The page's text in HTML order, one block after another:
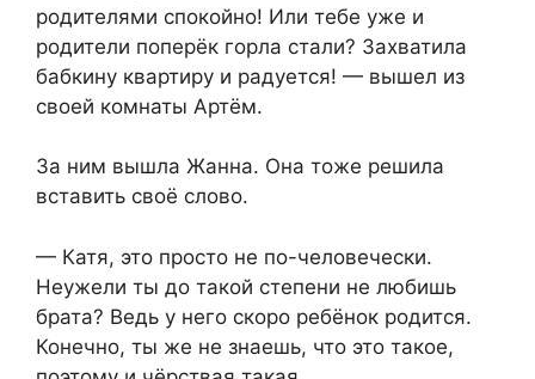
родителями спокойно! Или тебе уже и
родители поперёк горла стали? Захватила
бабкину квартиру и радуется! — вышел из
своей комнаты Артём.
За ним вышла Жанна. Она тоже решила
вставить своё слово.
— Катя, это просто не по-человечески.
Неужели ты до такой степени не любишь
брата? Ведь у него скоро ребёнок родится.
Конечно, ты же не знаешь, что это такое,